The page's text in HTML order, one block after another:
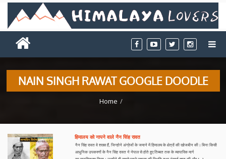
NAIN SINGH RAWAT GOOGLE DOODLE
Home
हिमालय को नापने वाले नैन सिंह रावत
नैन सिंह रावत वे शख्‍स हैं, जिन्होने अंग्रेजों के जमाने में हिमालय के क्षेत्रों की खोजबीन की। बिना किसी
आधुनिक उपकरणों के नैन सिंह रावत ने नेपाल से होते हुए तिब्‍बत तक के व्यापारिक मार्ग